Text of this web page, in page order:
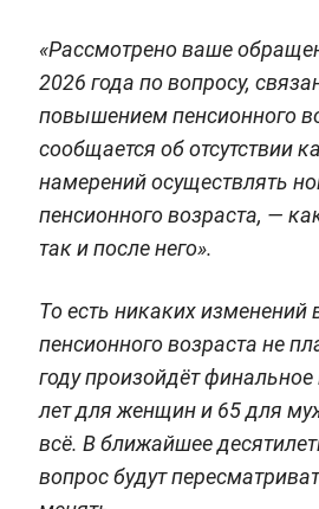
«Рассмотрено ваше
2026 года по вопросу,
повышением пенсионного
сообщается об отсутствии
намерений осуществлять
пенсионного возраста, —
так и после него».
То есть никаких изменений
пенсионного возраста не
году произойдёт
лет для женщин и 65 для
всё. В ближайшее
вопрос будут